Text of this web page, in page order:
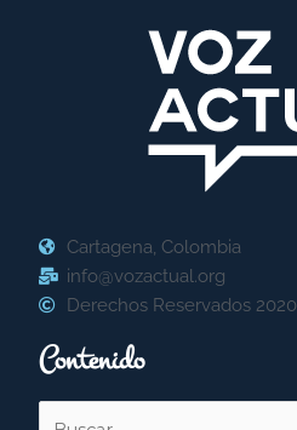
Cartagena, Colombia
info@vozactual.org
Derechos Reservados 2020
Contenido